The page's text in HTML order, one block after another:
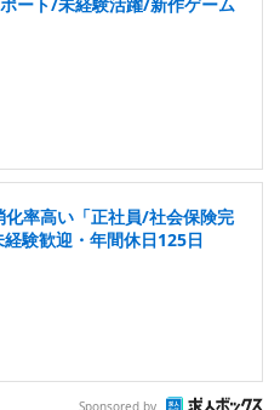
率高い「正社員/社会保険完
験歓迎・年間休日125日
Sponsored by